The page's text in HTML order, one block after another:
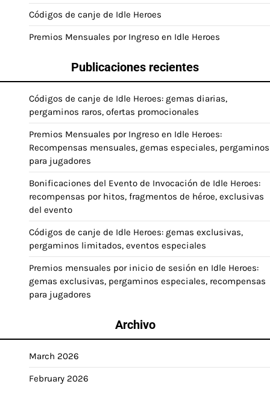
Códigos de canje de Idle Heroes
Premios Mensuales por Ingreso en Idle Heroes
Publicaciones recientes
Códigos de canje de Idle Heroes: gemas diarias,
pergaminos raros, ofertas promocionales
Premios Mensuales por Ingreso en Idle Heroes:
Recompensas mensuales, gemas especiales, pergaminos
para jugadores
Bonificaciones del Evento de Invocación de Idle Heroes:
recompensas por hitos, fragmentos de héroe, exclusivas
del evento
Códigos de canje de Idle Heroes: gemas exclusivas,
pergaminos limitados, eventos especiales
Premios mensuales por inicio de sesión en Idle Heroes:
gemas exclusivas, pergaminos especiales, recompensas
para jugadores
Archivo
March 2026
February 2026